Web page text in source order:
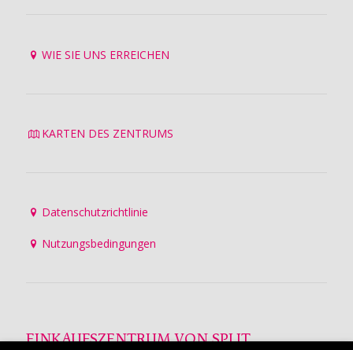
WIE SIE UNS ERREICHEN
KARTEN DES ZENTRUMS
Datenschutzrichtlinie
Nutzungsbedingungen
EINKAUFSZENTRUM VON SPLIT